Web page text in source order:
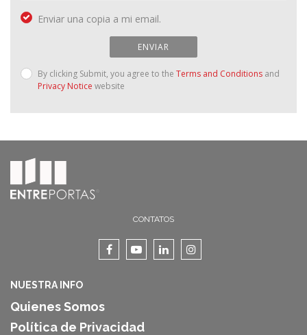
Enviar una copia a mi email.
ENVIAR
By clicking Submit, you agree to the Terms and Conditions and
Privacy Notice website
CONTATOS
NUESTRA INFO
Quienes Somos
Política de Privacidad